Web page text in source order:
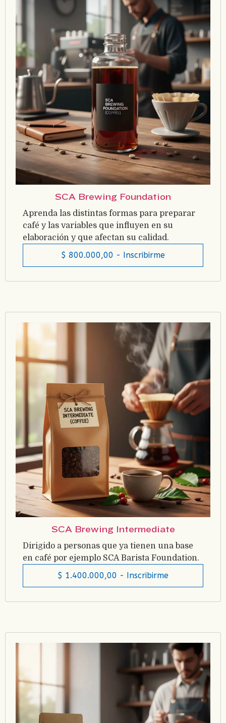
SCA Brewing Foundation
Aprenda las distintas formas para preparar
café y las variables que influyen en su
elaboración y que afectan su calidad.
$ 800.000,00 - Inscribirme
SCA Brewing Intermediate
Dirigido a personas que ya tienen una base
en café por ejemplo SCA Barista Foundation.
$ 1.400.000,00 - Inscribirme